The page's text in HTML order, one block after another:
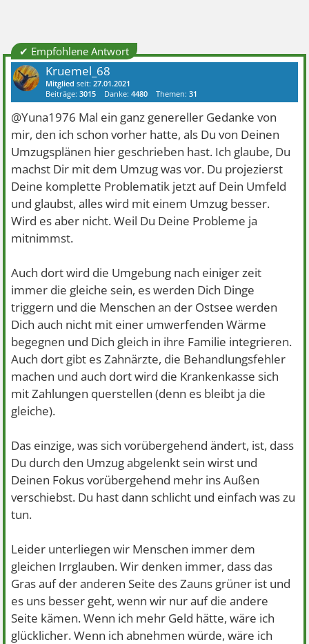
✔ Empfohlene Antwort
Kruemel_68
Mitglied seit:27.01.2021
Beiträge:3015 Danke:4480 Themen:31
@Yuna1976 Mal ein ganz genereller Gedanke von
mir, den ich schon vorher hatte, als Du von Deinen
Umzugsplänen hier geschrieben hast. Ich glaube, Du
machst Dir mit dem Umzug was vor. Du projezierst
Deine komplette Problematik jetzt auf Dein Umfeld
und glaubst, alles wird mit einem Umzug besser.
Wird es aber nicht. Weil Du Deine Probleme ja
mitnimmst.
Auch dort wird die Umgebung nach einiger zeit
immer die gleiche sein, es werden Dich Dinge
triggern und die Menschen an der Ostsee werden
Dich auch nicht mit einer umwerfenden Wärme
begegnen und Dich gleich in ihre Familie integrieren.
Auch dort gibt es Zahnärzte, die Behandlungsfehler
machen und auch dort wird die Krankenkasse sich
mit Zahlungen querstellen (denn es bleibt ja die
gleiche).
Das einzige, was sich vorübergehend ändert, ist, dass
Du durch den Umzug abgelenkt sein wirst und
Deinen Fokus vorübergehend mehr ins Außen
verschiebst. Du hast dann schlicht und einfach was zu
tun.
Leider unterliegen wir Menschen immer dem
gleichen Irrglauben. Wir denken immer, dass das
Gras auf der anderen Seite des Zauns grüner ist und
es uns besser geht, wenn wir nur auf die andere
Seite kämen. Wenn ich mehr Geld hätte, wäre ich
glücklicher. Wenn ich abnehmen würde, wäre ich